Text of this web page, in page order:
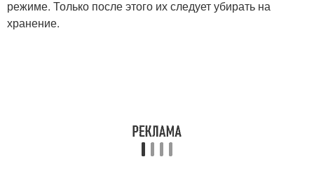
режиме. Только после этого их следует убирать на
хранение.